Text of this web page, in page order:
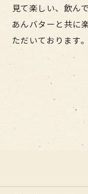
見て楽しい、飲ん
あんバターと共に
ただいております。